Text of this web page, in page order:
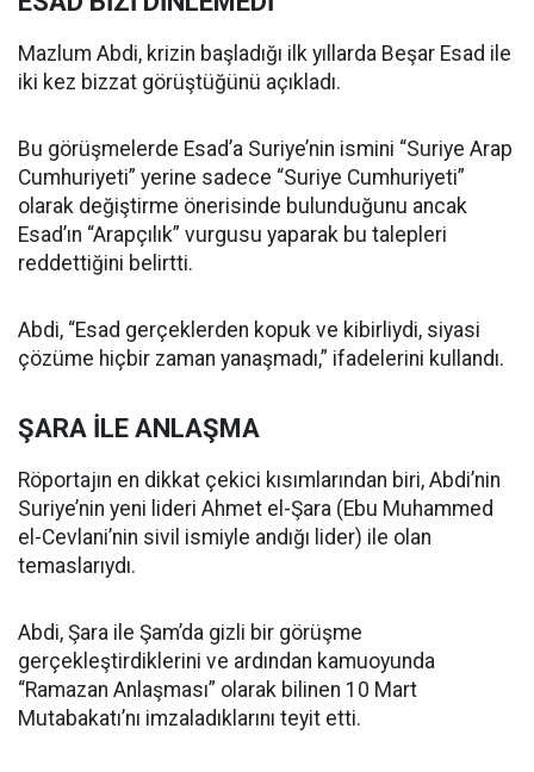
Mazlum Abdi, krizin başladığı ilk yıllarda Beşar Esad ile
iki kez bizzat görüştüğünü açıkladı.
Bu görüşmelerde Esad’a Suriye’nin ismini “Suriye Arap
Cumhuriyeti” yerine sadece “Suriye Cumhuriyeti”
olarak değiştirme önerisinde bulunduğunu ancak
Esad’ın “Arapçılık” vurgusu yaparak bu talepleri
reddettiğini belirtti.
Abdi, “Esad gerçeklerden kopuk ve kibirliydi, siyasi
çözüme hiçbir zaman yanaşmadı,” ifadelerini kullandı.
ŞARA İLE ANLAŞMA
Röportajın en dikkat çekici kısımlarından biri, Abdi’nin
Suriye’nin yeni lideri Ahmet el-Şara (Ebu Muhammed
el-Cevlani’nin sivil ismiyle andığı lider) ile olan
temaslarıydı.
Abdi, Şara ile Şam’da gizli bir görüşme
gerçekleştirdiklerini ve ardından kamuoyunda
“Ramazan Anlaşması” olarak bilinen 10 Mart
Mutabakatı’nı imzaladıklarını teyit etti.